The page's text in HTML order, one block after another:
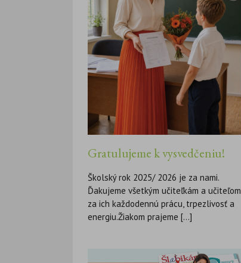
Gratulujeme k vysvedčeniu!
Školský rok 2025/ 2026 je za nami.
Ďakujeme všetkým učiteľkám a učiteľom
za ich každodennú prácu, trpezlivosť a
energiu.Žiakom prajeme [...]